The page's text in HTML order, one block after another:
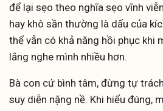
để lại sẹo theo nghĩa sẹo vĩnh
hay khô sần thường là dấu của
thể vẫn có khả năng hồi phục khi
lắng nghe mình nhiều hơn.
Bà con cứ bình tâm, đừng tự
suy diễn nặng nề. Khi hiểu đúng,